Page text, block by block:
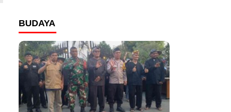
BUDAYA